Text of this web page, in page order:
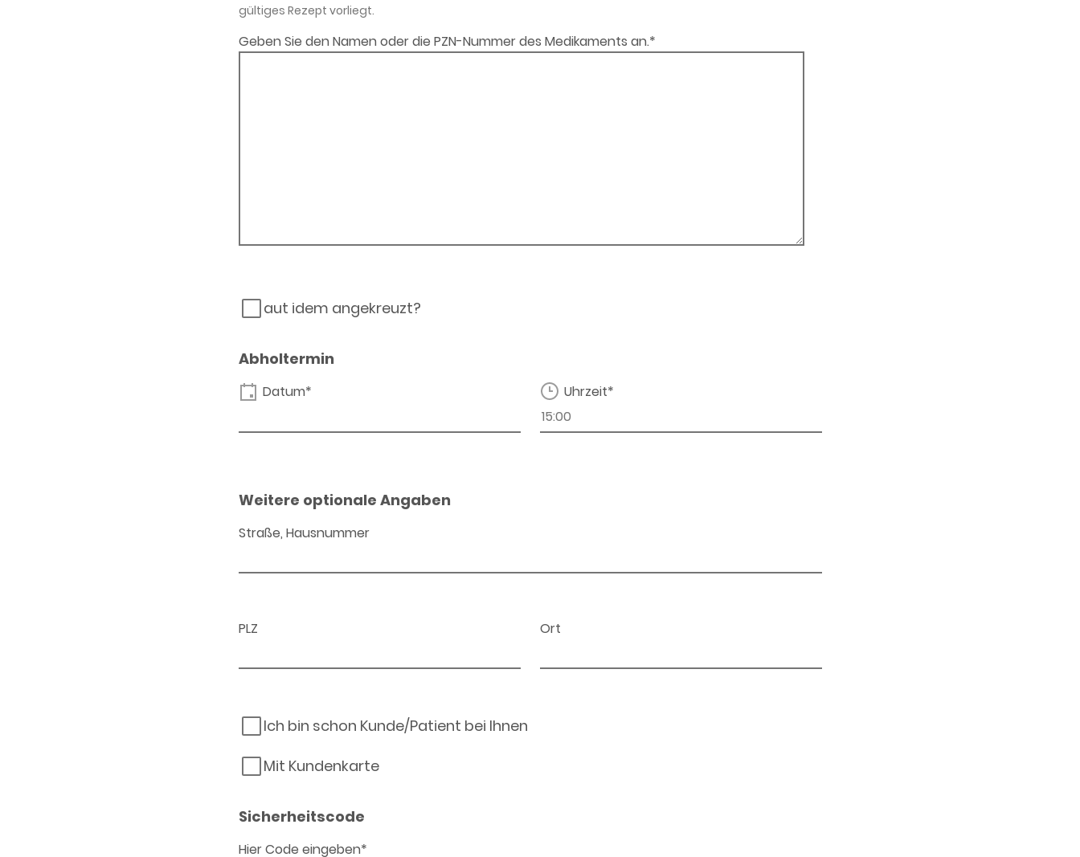
gültiges Rezept vorliegt.
Geben Sie den Namen oder die PZN-Nummer des Medikaments an.*
aut idem angekreuzt?
Abholtermin
Datum* Uhrzeit*
Weitere optionale Angaben
Straße, Hausnummer
PLZ Ort
Ich bin schon Kunde/Patient bei Ihnen
Mit Kundenkarte
Sicherheitscode
Hier Code eingeben*